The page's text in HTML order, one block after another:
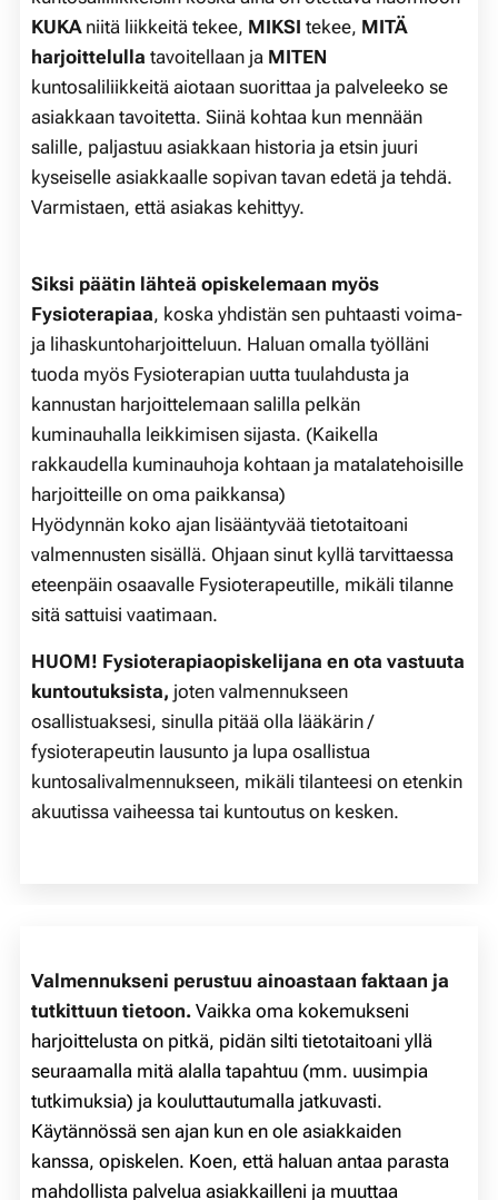
KUKAniitä liikkeitä tekee, MIKSI tekee, MITÄ
harjoittelulla tavoitellaan ja MITEN
kuntosaliliikkeitä aiotaan suorittaa ja palveleeko se
asiakkaan tavoitetta. Siinä kohtaa kun mennään
salille, paljastuu asiakkaan historia ja etsin juuri
kyseiselle asiakkaalle sopivan tavan edetä ja tehdä.
Varmistaen, että asiakas kehittyy.
Siksi päätin lähteä opiskelemaan myös
Fysioterapiaa, koska yhdistän sen puhtaasti voima-
ja lihaskuntoharjoitteluun. Haluan omalla työlläni
tuoda myös Fysioterapian uutta tuulahdusta ja
kannustan harjoittelemaan salilla pelkän
kuminauhalla leikkimisen sijasta. (Kaikella
rakkaudella kuminauhoja kohtaan ja matalatehoisille
harjoitteille on oma paikkansa)
Hyödynnän koko ajan lisääntyvää tietotaitoani
valmennusten sisällä. Ohjaan sinut kyllä tarvittaessa
eteenpäin osaavalle Fysioterapeutille, mikäli tilanne
sitä sattuisi vaatimaan.
HUOM! Fysioterapiaopiskelijana en ota vastuuta
kuntoutuksista, joten valmennukseen
osallistuaksesi, sinulla pitää olla lääkärin /
fysioterapeutin lausunto ja lupa osallistua
kuntosalivalmennukseen, mikäli tilanteesi on etenkin
akuutissa vaiheessa tai kuntoutus on kesken.
Valmennukseni perustuu ainoastaan faktaan ja
tutkittuun tietoon. Vaikka oma kokemukseni
harjoittelusta on pitkä, pidän silti tietotaitoani yllä
seuraamalla mitä alalla tapahtuu (mm. uusimpia
tutkimuksia) ja kouluttautumalla jatkuvasti.
Käytännössä sen ajan kun en ole asiakkaiden
kanssa, opiskelen. Koen, että haluan antaa parasta
mahdollista palvelua asiakkailleni ja muuttaa